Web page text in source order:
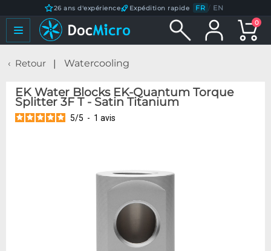
26 ans d'expérience Expédition rapide FR / EN
0
Retour Watercooling
EK Water Blocks EK-Quantum Torque
Splitter 3F T - Satin Titanium
5/5 - 1 avis